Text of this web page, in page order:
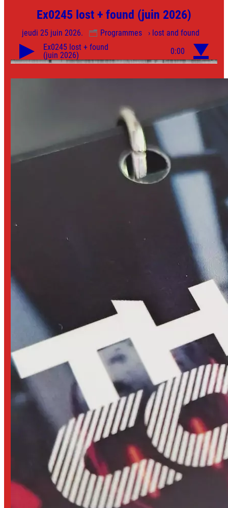
Ex0245 lost + found (juin 2026)
jeudi 25 juin 2026. Programmes › lost and found